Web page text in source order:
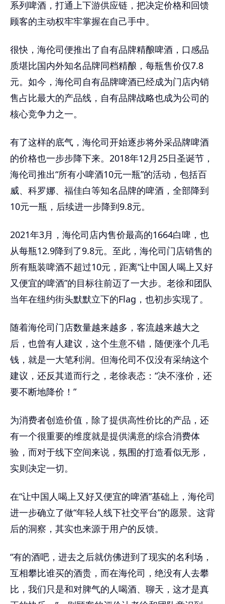
系列啤酒，打通上下游供应链，把决定价格和回馈
顾客的主动权牢牢掌握在自己手中。
很快，海伦司便推出了自有品牌精酿啤酒，口感品
质堪比国内外知名品牌同档精酿，每瓶售价仅7.8
元。如今，海伦司自有品牌啤酒已经成为门店内销
售占比最大的产品线，自有品牌战略也成为公司的
核心竞争力之一。
有了这样的底气，海伦司开始逐步将外采品牌啤酒
的价格也一步步降下来。2018年12月25日圣诞节，
海伦司推出“所有小啤酒10元一瓶”的活动，包括百
威、科罗娜、福佳白等知名品牌的啤酒，全部降到
10元一瓶，后续进一步降到9.8元。
2021年3月，海伦司店内售价最高的1664白啤，也
从每瓶12.9降到了9.8元。至此，海伦司门店销售的
所有瓶装啤酒不超过10元，距离“让中国人喝上又好
又便宜的啤酒”的目标往前迈了一大步。老徐和团队
当年在纽约街头默默立下的Flag，也初步实现了。
随着海伦司门店数量越来越多，客流越来越大之
后，也曾有人建议，这个生意不错，随便涨个几毛
钱，就是一大笔利润。但海伦司不仅没有采纳这个
建议，还反其道而行之，老徐表态：“决不涨价，还
要不断地降价！”
为消费者创造价值，除了提供高性价比的产品，还
有一个很重要的维度就是提供满意的综合消费体
验，而对于线下空间来说，氛围的打造看似无形，
实则决定一切。
在“让中国人喝上又好又便宜的啤酒”基础上，海伦司
进一步确立了做“年轻人线下社交平台”的愿景。这背
后的洞察，其实也来源于用户的反馈。
“有的酒吧，进去之后就仿佛进到了现实的名利场，
互相攀比谁买的酒贵，而在海伦司，绝没有人去攀
比，我们只是和对脾气的人喝酒、聊天，这才是真